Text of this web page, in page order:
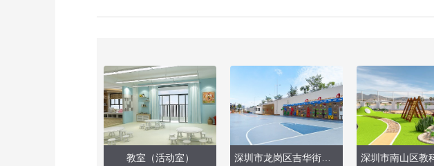
教室（活动室）